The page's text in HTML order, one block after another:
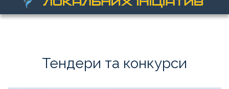
Тендери та конкурси